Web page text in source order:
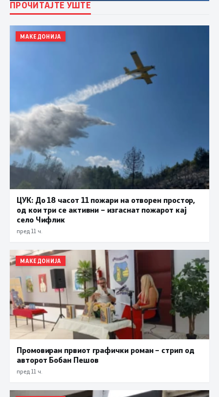
ПРОЧИТАЈТЕ УШТЕ
МАКЕДОНИЈА
ЦУК: До 18 часот 11 пожари на отворен простор,
од кои три се активни – изгаснат пожарот кај
село Чифлик
пред 11 ч.
МАКЕДОНИЈА
Промовиран првиот графички роман – стрип од
авторот Бобан Пешов
пред 11 ч.